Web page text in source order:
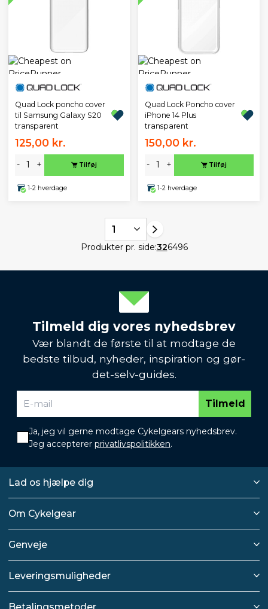
Quad Lock poncho cover
til Samsung Galaxy S20
transparent
125,00 kr.
- + Tilføj
1-2 hverdage
Quad Lock Poncho cover
iPhone 14 Plus
transparent
150,00 kr.
- + Tilføj
1-2 hverdage
1
Produkter pr. side:326496
Tilmeld dig vores nyhedsbrev
Vær blandt de første til at modtage de
bedste tilbud, nyheder, inspiration og gør-
det-selv-guides.
Tilmeld
Ja, jeg vil gerne modtage Cykelgears nyhedsbrev.
Jeg accepterer privatlivspolitikken.
Lad os hjælpe dig
Om Cykelgear
Genveje
Leveringsmuligheder
Betalingsmetoder